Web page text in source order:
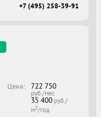
+7 (495) 258-39-91
Цена: 722 750
руб./мес
35 400 руб./
м2/год